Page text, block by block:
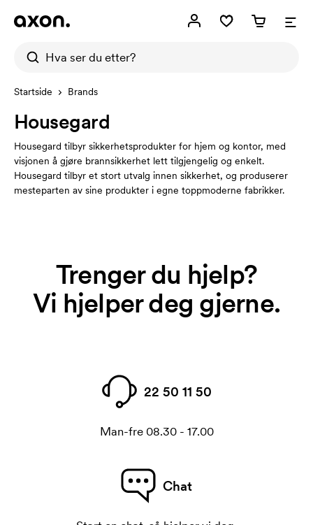
Startside Brands
Housegard
Housegard tilbyr sikkerhetsprodukter for hjem og kontor, med
visjonen å gjøre brannsikkerhet lett tilgjengelig og enkelt.
Housegard tilbyr et stort utvalg innen sikkerhet, og produserer
mesteparten av sine produkter i egne toppmoderne fabrikker.
Trenger du hjelp?
Vi hjelper deg gjerne.
22 50 11 50
Man-fre 08.30 - 17.00
Chat